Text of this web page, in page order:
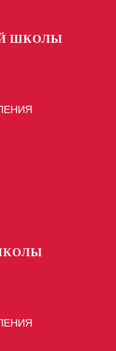
ШКОЛЫ